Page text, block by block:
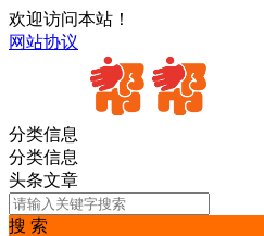
欢迎访问本站！
网站协议
分类信息
分类信息
头条文章
搜 索